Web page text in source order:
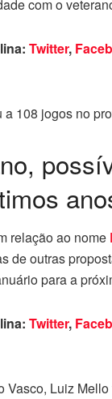
com o
Twitter,
a 108 jogos no
relação ao nome
de outras
para a
Twitter,
Luiz